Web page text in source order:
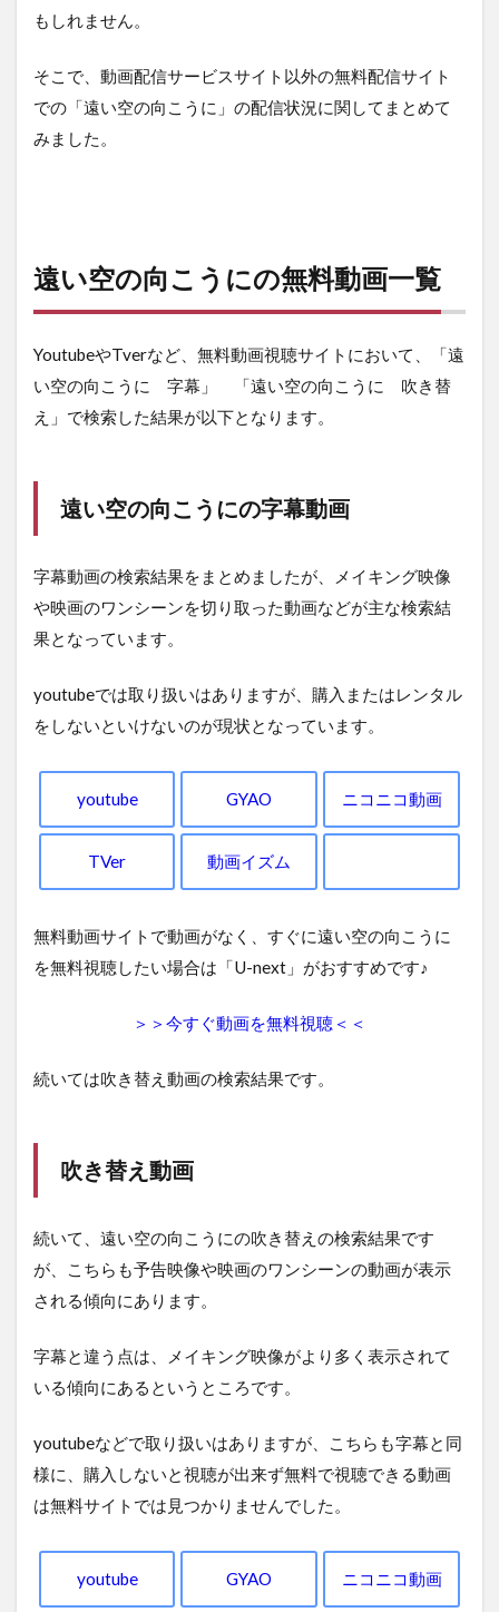
もしれません。
そこで、動画配信サービスサイト以外の無料配信サイト
での「遠い空の向こうに」の配信状況に関してまとめて
みました。
遠い空の向こうにの無料動画一覧
YoutubeやTverなど、無料動画視聴サイトにおいて、「遠
い空の向こうに 字幕」 「遠い空の向こうに 吹き替
え」で検索した結果が以下となります。
遠い空の向こうにの字幕動画
字幕動画の検索結果をまとめましたが、メイキング映像
や映画のワンシーンを切り取った動画などが主な検索結
果となっています。
youtubeでは取り扱いはありますが、購入またはレンタル
をしないといけないのが現状となっています。
youtube GYAO ニコニコ動画
TVer 動画イズム
無料動画サイトで動画がなく、すぐに遠い空の向こうに
を無料視聴したい場合は「U-next」がおすすめです♪
＞＞今すぐ動画を無料視聴＜＜
続いては吹き替え動画の検索結果です。
吹き替え動画
続いて、遠い空の向こうにの吹き替えの検索結果です
が、こちらも予告映像や映画のワンシーンの動画が表示
される傾向にあります。
字幕と違う点は、メイキング映像がより多く表示されて
いる傾向にあるというところです。
youtubeなどで取り扱いはありますが、こちらも字幕と同
様に、購入しないと視聴が出来ず無料で視聴できる動画
は無料サイトでは見つかりませんでした。
youtube GYAO ニコニコ動画